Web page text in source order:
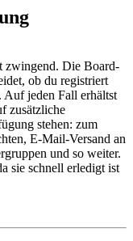
zwingend. Die Board-
ob du registriert
Auf jeden Fall erhältst
zusätzliche
stehen: zum
E-Mail-Versand an
und so weiter.
sie schnell erledigt ist